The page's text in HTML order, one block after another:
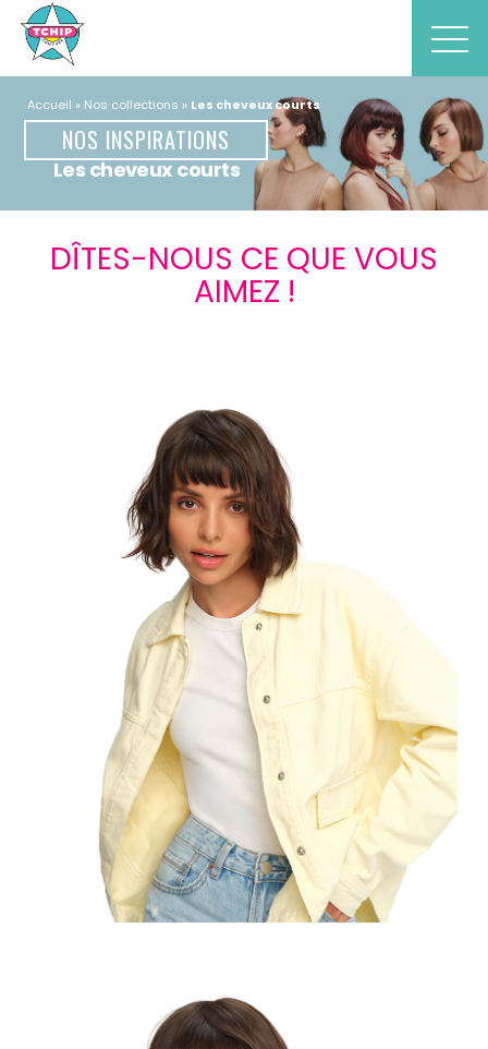
Accueil Nos collections Les cheveux courts
NOS INSPIRATIONS
Les cheveux courts
DÎTES-NOUS CE QUE VOUS
AIMEZ !